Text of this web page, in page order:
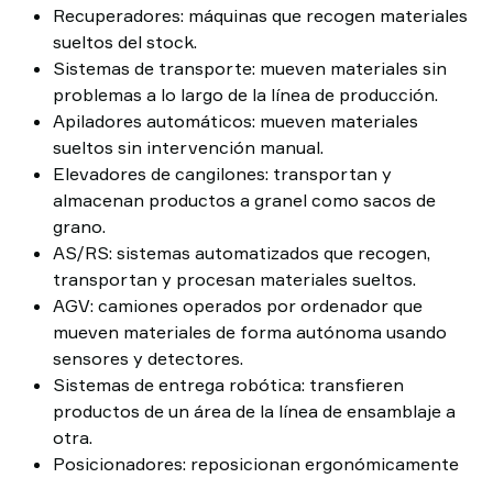
Recuperadores: máquinas que recogen materiales
sueltos del stock.
Sistemas de transporte: mueven materiales sin
problemas a lo largo de la línea de producción.
Apiladores automáticos: mueven materiales
sueltos sin intervención manual.
Elevadores de cangilones: transportan y
almacenan productos a granel como sacos de
grano.
AS/RS: sistemas automatizados que recogen,
transportan y procesan materiales sueltos.
AGV: camiones operados por ordenador que
mueven materiales de forma autónoma usando
sensores y detectores.
Sistemas de entrega robótica: transfieren
productos de un área de la línea de ensamblaje a
otra.
Posicionadores: reposicionan ergonómicamente